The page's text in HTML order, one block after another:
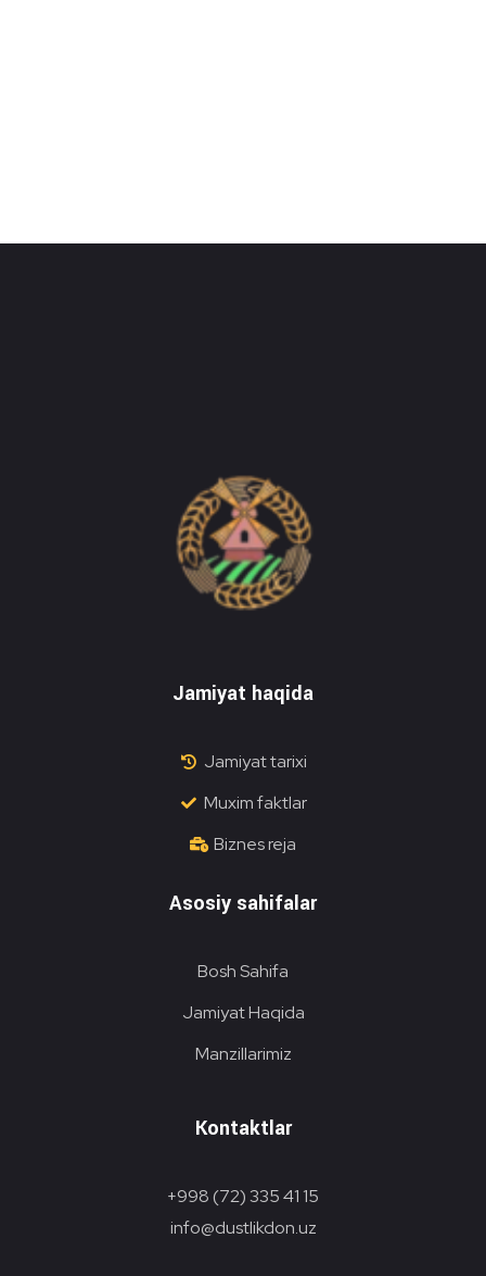
Jamiyat haqida
Jamiyat tarixi
Muxim faktlar
Biznes reja
Asosiy sahifalar
Bosh Sahifa
Jamiyat Haqida
Manzillarimiz
Kontaktlar
+998 (72) 335 41 15
info@dustlikdon.uz